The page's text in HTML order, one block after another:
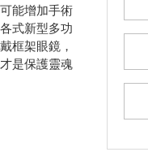
能增加手術
式新型多功
框架眼鏡，
是保護靈魂